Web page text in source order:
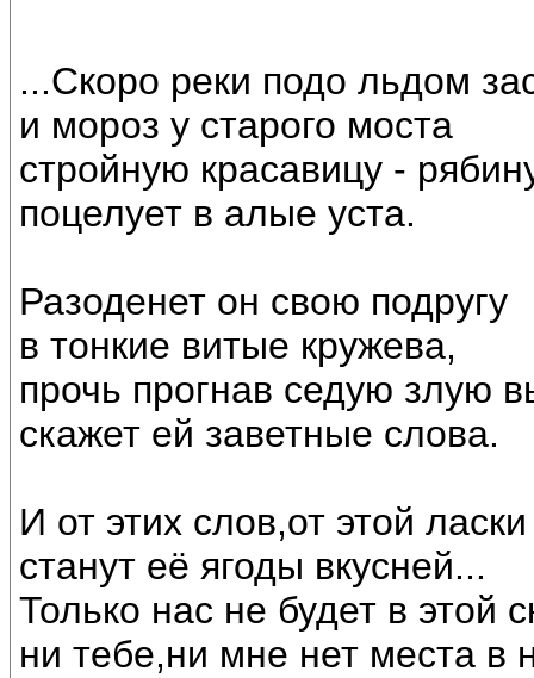
...Скоро реки подо льдом
и мороз у старого моста
стройную красавицу -
поцелует в алые уста.
Разоденет он свою подругу
в тонкие витые кружева,
прочь прогнав седую злую
скажет ей заветные слова.
И от этих слов,от этой ласки
станут её ягоды вкусней...
Только нас не будет в этой
ни тебе,ни мне нет места в